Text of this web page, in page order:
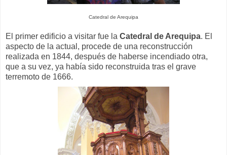
Catedral de Arequipa
El primer edificio a visitar fue la Catedral de Arequipa. El
aspecto de la actual, procede de una reconstrucción
realizada en 1844, después de haberse incendiado otra,
que a su vez, ya había sido reconstruida tras el grave
terremoto de 1666.